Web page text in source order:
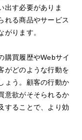
出す必要がありま
れる商品やサービス
ります。
購買履歴やWebサイ
がどのような行動を
ょう。顧客の行動か
意欲がそそられるか
することで、より効